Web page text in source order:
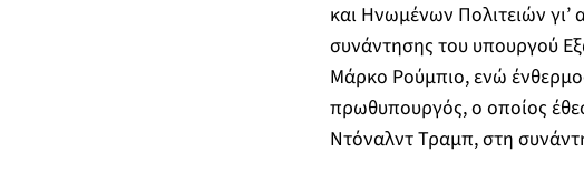
και Ηνωμένων Πολιτειών
συνάντησης του υπουργού
Μάρκο Ρούμπιο, ενώ
πρωθυπουργός, ο οποίος
Ντόναλντ Τραμπ, στη